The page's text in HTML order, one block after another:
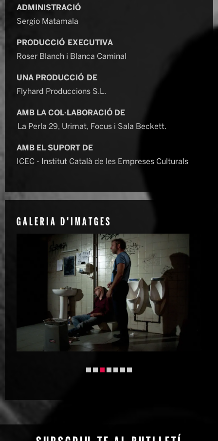
ADMINISTRACIÓ
Sergio Matamala
PRODUCCIÓ EXECUTIVA
Roser Blanch i Blanca Caminal
UNA PRODUCCIÓ DE
Flyhard Produccions S.L.
AMB LA COL·LABORACIÓ DE
La Perla 29, Urimat, Focus i Sala Beckett.
AMB EL SUPORT DE
ICEC - Institut Català de les Empreses Culturals
GALERIA D'IMATGES